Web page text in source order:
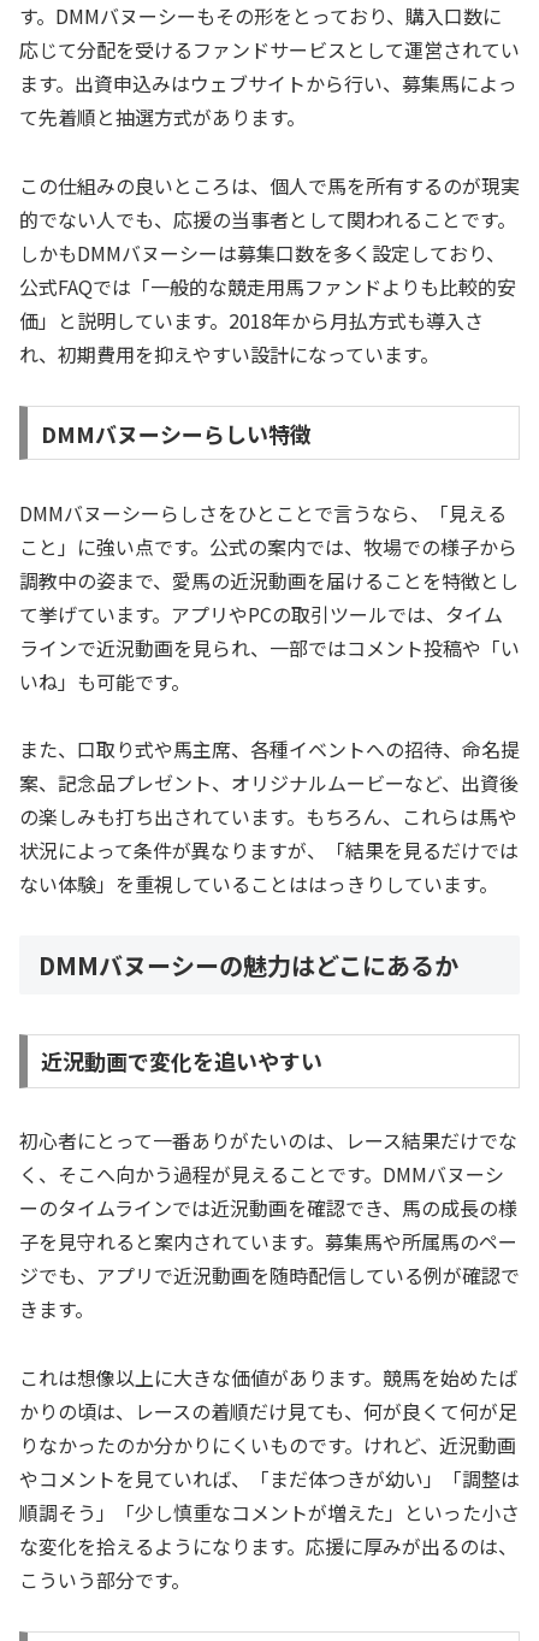
す。DMMバヌーシーもその形をとっており、購入口数に
応じて分配を受けるファンドサービスとして運営されてい
ます。出資申込みはウェブサイトから行い、募集馬によっ
て先着順と抽選方式があります。
この仕組みの良いところは、個人で馬を所有するのが現実
的でない人でも、応援の当事者として関われることです。
しかもDMMバヌーシーは募集口数を多く設定しており、
公式FAQでは「一般的な競走用馬ファンドよりも比較的安
価」と説明しています。2018年から月払方式も導入さ
れ、初期費用を抑えやすい設計になっています。
DMMバヌーシーらしい特徴
DMMバヌーシーらしさをひとことで言うなら、「見える
こと」に強い点です。公式の案内では、牧場での様子から
調教中の姿まで、愛馬の近況動画を届けることを特徴とし
て挙げています。アプリやPCの取引ツールでは、タイム
ラインで近況動画を見られ、一部ではコメント投稿や「い
いね」も可能です。
また、口取り式や馬主席、各種イベントへの招待、命名提
案、記念品プレゼント、オリジナルムービーなど、出資後
の楽しみも打ち出されています。もちろん、これらは馬や
状況によって条件が異なりますが、「結果を見るだけでは
ない体験」を重視していることははっきりしています。
DMMバヌーシーの魅力はどこにあるか
近況動画で変化を追いやすい
初心者にとって一番ありがたいのは、レース結果だけでな
く、そこへ向かう過程が見えることです。DMMバヌーシ
ーのタイムラインでは近況動画を確認でき、馬の成長の様
子を見守れると案内されています。募集馬や所属馬のペー
ジでも、アプリで近況動画を随時配信している例が確認で
きます。
これは想像以上に大きな価値があります。競馬を始めたば
かりの頃は、レースの着順だけ見ても、何が良くて何が足
りなかったのか分かりにくいものです。けれど、近況動画
やコメントを見ていれば、「まだ体つきが幼い」「調整は
順調そう」「少し慎重なコメントが増えた」といった小さ
な変化を拾えるようになります。応援に厚みが出るのは、
こういう部分です。